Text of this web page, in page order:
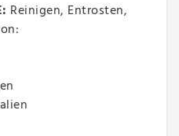
Reinigen, Entrosten,